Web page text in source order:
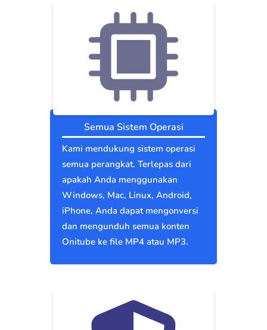
Semua Sistem Operasi
Kami mendukung sistem operasi
semua perangkat. Terlepas dari
apakah Anda menggunakan
Windows, Mac, Linux, Android,
iPhone, Anda dapat mengonversi
dan mengunduh semua konten
Onitube ke file MP4 atau MP3.